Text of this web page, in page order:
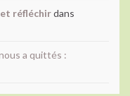
réfléchirdans
a quittés :